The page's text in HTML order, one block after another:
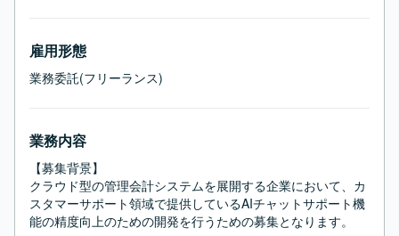
雇用形態
業務委託(フリーランス)
業務内容
【募集背景】
クラウド型の管理会計システムを展開する企業において、カ
スタマーサポート領域で提供しているAIチャットサポート機
能の精度向上のための開発を行うための募集となります。